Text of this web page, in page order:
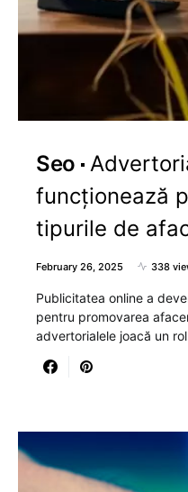
Seo
funcționează
tipurile de
February 26, 2025 338
Publicitatea online a
pentru promovarea
advertorialele joacă un